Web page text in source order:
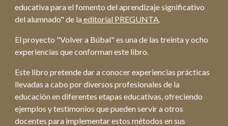
educativa para el fomento del aprendizaje significativo
del alumnado" de laeditorial PREGUNTA.
El proyecto "Volver a Búbal" es una de las treinta y ocho
experiencias que conforman este libro.
Este libro pretende dar a conocer experiencias prácticas
llevadas a cabo por diversos profesionales de la
educación en diferentes etapas educativas, ofreciendo
ejemplos y testimonios que pueden servir a otros
docentes para implementar estos métodos en sus